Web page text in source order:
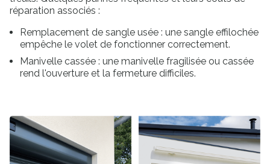
réparation associés :
Remplacement de sangle usée : une sangle effilochée
empêche le volet de fonctionner correctement.
Manivelle cassée : une manivelle fragilisée ou cassée
rend l'ouverture et la fermeture difficiles.